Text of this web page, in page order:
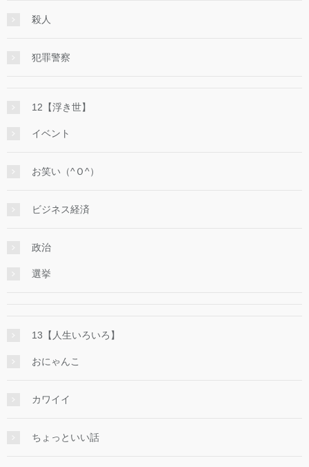
殺人
犯罪警察
12【浮き世】
イベント
お笑い（^Ｏ^）
ビジネス経済
政治
選挙
13【人生いろいろ】
おにゃんこ
カワイイ
ちょっといい話